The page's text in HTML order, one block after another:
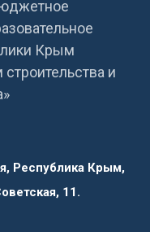
Крым
и
Республика Крым,
11.